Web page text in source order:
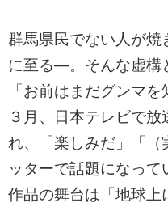
群馬県民でない人が
に至る―。そんな虚構
「お前はまだグンマ
３月、日本テレビで
れ、「楽しみだ」「（
ッターで話題になって
作品の舞台は「地球上